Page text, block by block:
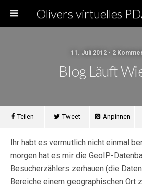
11. Juli 2012 • 2
Blog Läuft
Teilen Tweet Anpinnen
Ihr habt es vermutlich nicht einmal
morgen hat es mir die GeoIP-
Besucherzählers zerhauen (die
Bereiche einem geographischen Ort